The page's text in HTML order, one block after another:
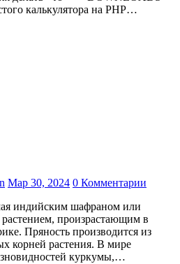
калькулятора на PHP…
Мар 30, 2024 0 Комментарии
растением, произрастающим в
Пряность производится из
корней растения. В мире
куркумы,…